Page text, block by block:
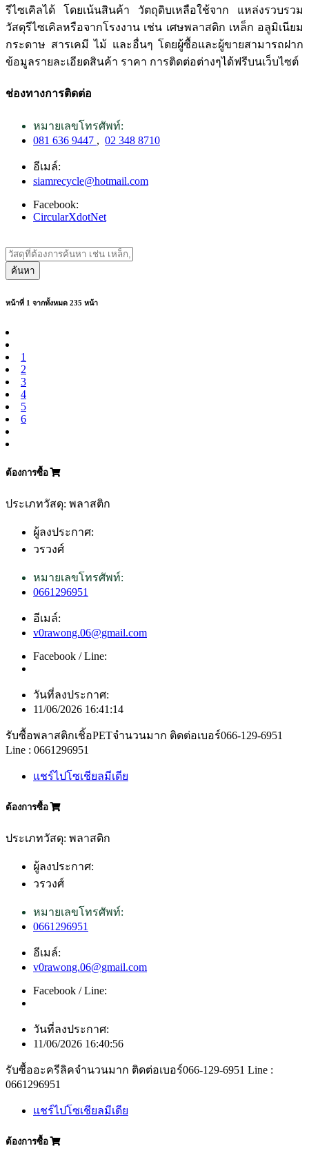
รีไซเคิลได้ โดยเน้นสินค้า วัตถุดิบเหลือใช้จาก แหล่งรวบรวม
วัสดุรีไซเคิลหรือจากโรงงาน เช่น เศษพลาสติก เหล็ก อลูมิเนียม
กระดาษ สารเคมี ไม้ และอื่นๆ โดยผู้ซื้อและผู้ขายสามารถฝาก
ข้อมูลรายละเอียดสินค้า ราคา การติดต่อต่างๆได้ฟรีบนเว็บไซต์
ช่องทางการติดต่อ
หมายเลขโทรศัพท์:
081 636 9447 , 02 348 8710
อีเมล์:
siamrecycle@hotmail.com
Facebook:
CircularXdotNet
ค้นหา
หน้าที่ 1 จากทั้งหมด 235 หน้า
1
2
3
4
5
6
ต้องการซื้อ
ประเภทวัสดุ: พลาสติก
ผู้ลงประกาศ:
วรวงศ์
หมายเลขโทรศัพท์:
0661296951
อีเมล์:
v0rawong.06@gmail.com
Facebook / Line:
วันที่ลงประกาศ:
11/06/2026 16:41:14
รับซื้อพลาสติกเชิ้อPETจำนวนมาก ติดต่อเบอร์066-129-6951
Line : 0661296951
แชร์ไปโซเชียลมีเดีย
ต้องการซื้อ
ประเภทวัสดุ: พลาสติก
ผู้ลงประกาศ:
วรวงศ์
หมายเลขโทรศัพท์:
0661296951
อีเมล์:
v0rawong.06@gmail.com
Facebook / Line:
วันที่ลงประกาศ:
11/06/2026 16:40:56
รับซื้ออะครีลิคจำนวนมาก ติดต่อเบอร์066-129-6951 Line :
0661296951
แชร์ไปโซเชียลมีเดีย
ต้องการซื้อ